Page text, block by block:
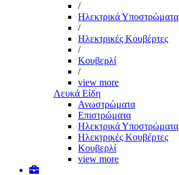
/
Ηλεκτρικά Υποστρώματα
/
Ηλεκτρικές Κουβέρτες
/
Κουβερλί
/
view more
Λευκά Είδη
Ανωστρώματα
Επιστρώματα
Ηλεκτρικά Υποστρώματα
Ηλεκτρικές Κουβέρτες
Κουβερλί
view more